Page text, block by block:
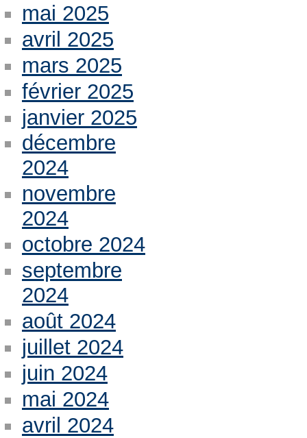
mai 2025
avril 2025
mars 2025
février 2025
janvier 2025
décembre
2024
novembre
2024
octobre 2024
septembre
2024
août 2024
juillet 2024
juin 2024
mai 2024
avril 2024